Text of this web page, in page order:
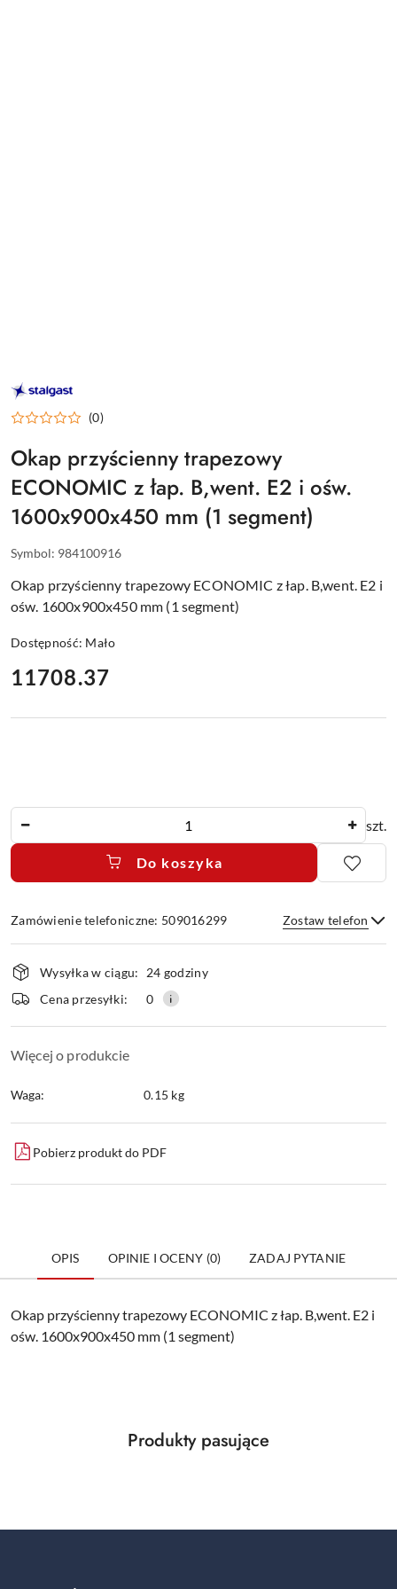
STALGAST
–
WYPOSAŻENIE
DLA
(0)
Okap przyścienny trapezowy
ECONOMIC z łap. B,went. E2 i ośw.
1600x900x450 mm (1 segment)
Symbol: 984100916
Okap przyścienny trapezowy ECONOMIC z łap. B,went. E2 i
ośw. 1600x900x450 mm (1 segment)
Dostępność: Mało
cena:
11708.37
szt.
Do koszyka
Zamówienie telefoniczne: 509016299 Zostaw telefon
Wyślij
Dostępność
i
dostawa
Wysyłka w ciągu:
24 godziny
Cena przesyłki:
0
Więcej o produkcie
Waga: 0.15 kg
Pobierz produkt do PDF
OPIS OPINIE I OCENY (0) ZADAJ PYTANIE
Okap przyścienny trapezowy ECONOMIC z łap. B,went. E2 i
ośw. 1600x900x450 mm (1 segment)
Pomiń karuzelę produktów
Produkty
Produkty pasujące